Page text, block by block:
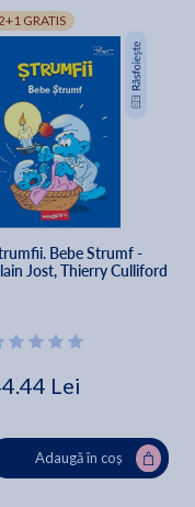
GRATIS
Bebe Strumf -
Jost, Thierry Culliford
Lei
Adaugă în coș